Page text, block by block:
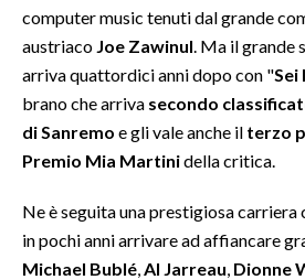
#CARAUNIONE
3 MINUTI CON
INSULARITÀ
ABBONATI
ANNUNCI
computer music tenuti dal grande
austriaco Joe Zawinul . Ma il grande
arriva quattordici anni dopo con "Sei
brano che arriva secondo
di Sanremo e gli vale anche il terzo
Premio Mia Martinidella critica.
Ne è seguita una prestigiosa carriera
in pochi anni arrivare ad affiancare
Michael Bublé Al Jarreau Dionne